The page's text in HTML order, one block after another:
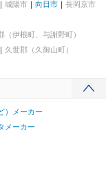
城陽市 向日市
長岡京市
（伊根町、与謝野町）
久世郡（久御山町）
）メーカー
メーカー